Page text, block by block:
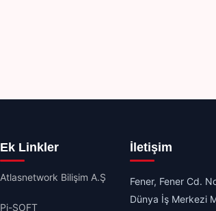
Ek Linkler
Atlasnetwork Bilişim A.Ş
Pi-SOFT
İletişim
Fener, Fener Cd.
Dünya İş Merkezi